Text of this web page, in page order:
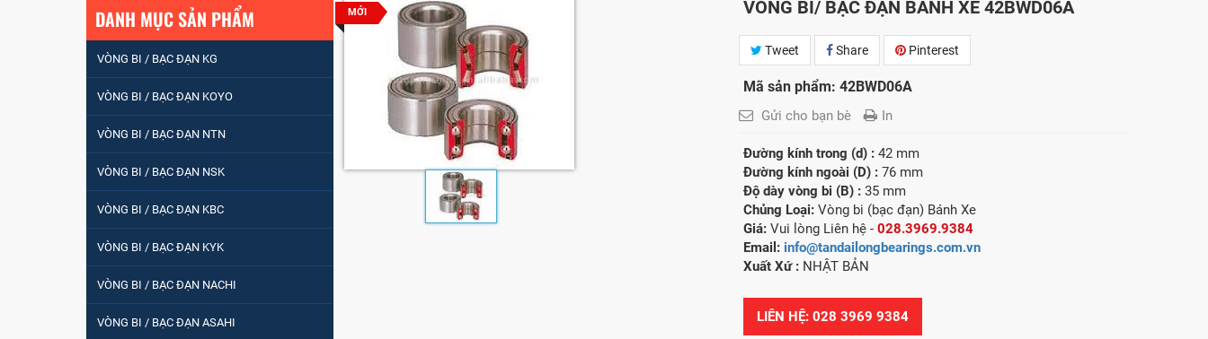
MỚI VÒNG BI/ BẠC ĐẠN BÁNH XE 42BWD06A
Tweet Share Pinterest
Mã sản phẩm: 42BWD06A
Gửi cho bạn bè In
Đường kính trong (d) : 42 mm
Đường kính ngoài (D) : 76 mm
Độ dày vòng bi (B) : 35 mm
Chủng Loại:Vòng bi (bạc đạn) Bánh Xe
Giá: Vui lòng Liên hệ -028.3969.9384
Email: info@tandailongbearings.com.vn
Xuất Xứ: NHẬT BẢN
LIÊN HỆ: 028 3969 9384
DANH MỤC SẢN PHẨM
VÒNG BI / BẠC ĐẠN KG
VÒNG BI / BẠC ĐẠN KOYO
VÒNG BI / BẠC ĐẠN NTN
VÒNG BI / BẠC ĐẠN NSK
VÒNG BI / BẠC ĐẠN KBC
VÒNG BI / BẠC ĐẠN KYK
VÒNG BI / BẠC ĐẠN NACHI
VÒNG BI / BẠC ĐẠN ASAHI
VÒNG BI / BẠC ĐẠN
Vòng bi / Bạc đạn
VÒNG BI PHS20